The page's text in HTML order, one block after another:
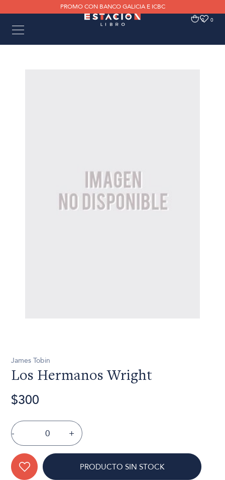
PROMO CON BANCO GALICIA E ICBC
0 0
James Tobin
Los Hermanos Wright
$300
- +
PRODUCTO SIN STOCK